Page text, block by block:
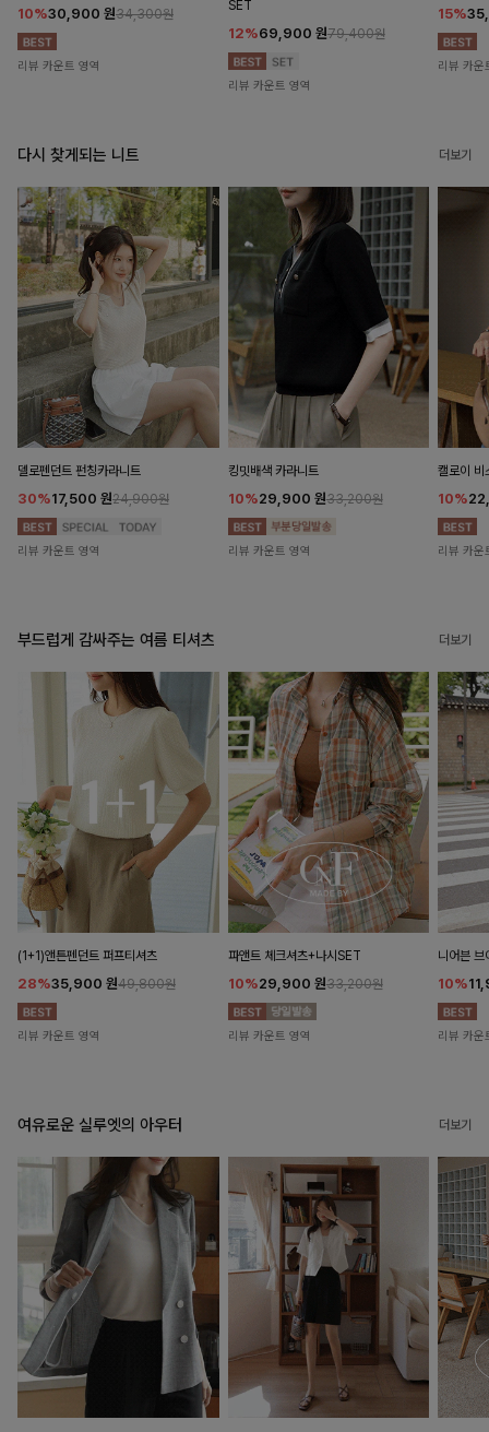
10%30,900 원34,300원
리뷰 카운트 영역
SET
12%69,900 원79,400원
리뷰 카운트 영역
15%
리뷰 카운
다시 찾게되는 니트 더보기
델로펜던트 펀칭카라니트
30%17,500 원24,900원
리뷰 카운트 영역
킹밋배색 카라니트
10%29,900 원33,200원
리뷰 카운트 영역
캘로이 비
10%
리뷰 카운
부드럽게 감싸주는 여름 티셔츠 더보기
(1+1)앤튼펜던트 퍼프티셔츠
28%35,900 원49,800원
리뷰 카운트 영역
파앤트 체크셔츠+나시SET
10%29,900 원33,200원
리뷰 카운트 영역
니어븐 브
10%
리뷰 카운
여유로운 실루엣의 아우터 더보기